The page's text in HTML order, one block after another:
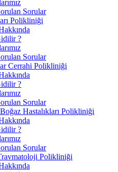
Sorular
Polikliniği
?
Sorular
Cerrahi Polikliniği
?
Sorular
Hastalıkları Polikliniği
?
Sorular
Polikliniği